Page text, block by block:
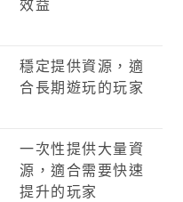
效益
穩定提供資源，適
合長期遊玩的玩家
一次性提供大量資
源，適合需要快速
提升的玩家